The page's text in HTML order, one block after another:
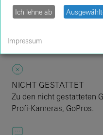
respektvolles Miteinander
NICHT GESTATTET
Zu den nicht gestatteten
Profi-Kameras, GoPros.
Ich lehne ab
Impressum